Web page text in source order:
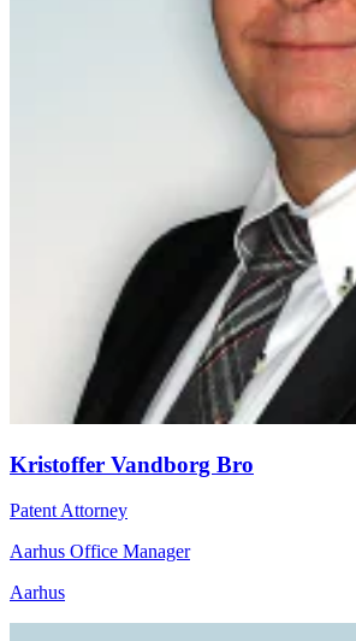
Kristoffer Vandborg Bro
Patent Attorney
Aarhus Office Manager
Aarhus